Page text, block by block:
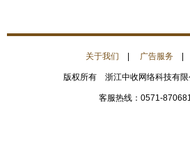
关于我们 广告服务
版权所有 浙江中收网络科技有
客服热线：0571-